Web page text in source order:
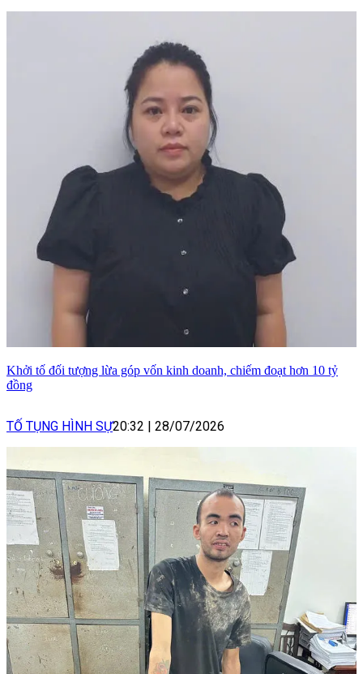
Khởi tố đối tượng lừa góp vốn kinh doanh, chiếm đoạt hơn 10 tỷ
đồng
TỐ TỤNG HÌNH SỰ20:32 | 28/07/2026